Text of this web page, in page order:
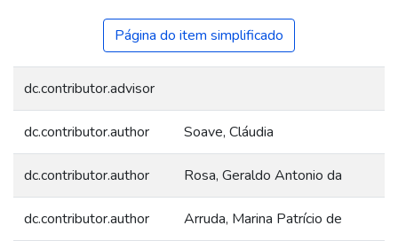
Página do item simplificado
dc.contributor.advisor
dc.contributor.author Soave, Cláudia
dc.contributor.author Rosa, Geraldo Antonio da
dc.contributor.author Arruda, Marina Patrício de